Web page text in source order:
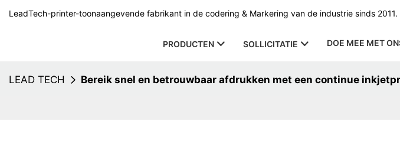
LeadTech-printer-toonaangevende fabrikant in de codering & Markering van de industrie sinds 2011.
PRODUCTEN SOLLICITATIE DOE MEE MET
LEAD TECH Bereik snel en betrouwbaar afdrukken met een continue